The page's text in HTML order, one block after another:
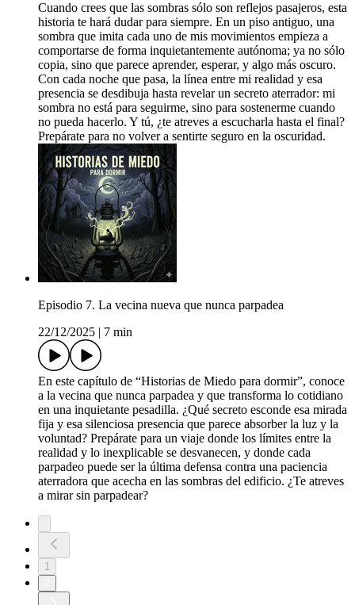
Cuando crees que las sombras sólo son reflejos pasajeros, esta
historia te hará dudar para siempre. En un piso antiguo, una
sombra que imita cada uno de mis movimientos empieza a
comportarse de forma inquietantemente autónoma; ya no sólo
copia, sino que parece aprender, esperar, y algo más oscuro.
Con cada noche que pasa, la línea entre mi realidad y esa
presencia se desdibuja hasta revelar un secreto aterrador: mi
sombra no está para seguirme, sino para sostenerme cuando
no pueda hacerlo. Y tú, ¿te atreves a escucharla hasta el final?
Prepárate para no volver a sentirte seguro en la oscuridad.
Episodio 7. La vecina nueva que nunca parpadea
22/12/2025
7 min
En este capítulo de “Historias de Miedo para dormir”, conoce
a la vecina que nunca parpadea y que transforma lo cotidiano
en una inquietante pesadilla. ¿Qué secreto esconde esa mirada
fija y esa silenciosa presencia que parece absorber la luz y la
voluntad? Prepárate para un viaje donde los límites entre la
realidad y lo inexplicable se desvanecen, y donde cada
parpadeo puede ser la última defensa contra una paciencia
aterradora que acecha en las sombras del edificio. ¿Te atreves
a mirar sin parpadear?
1